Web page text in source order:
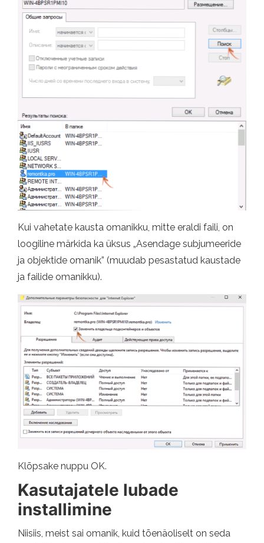
Kui vahetate kausta omanikku, mitte eraldi faili, on
loogiline märkida ka üksus „Asendage subjumeeride
ja objektide omanik” (muudab pesastatud kaustade
ja failide omanikku).
Klõpsake nuppu OK.
Kasutajatele lubade
installimine
Niisiis, meist sai omanik, kuid tõenäoliselt on seda